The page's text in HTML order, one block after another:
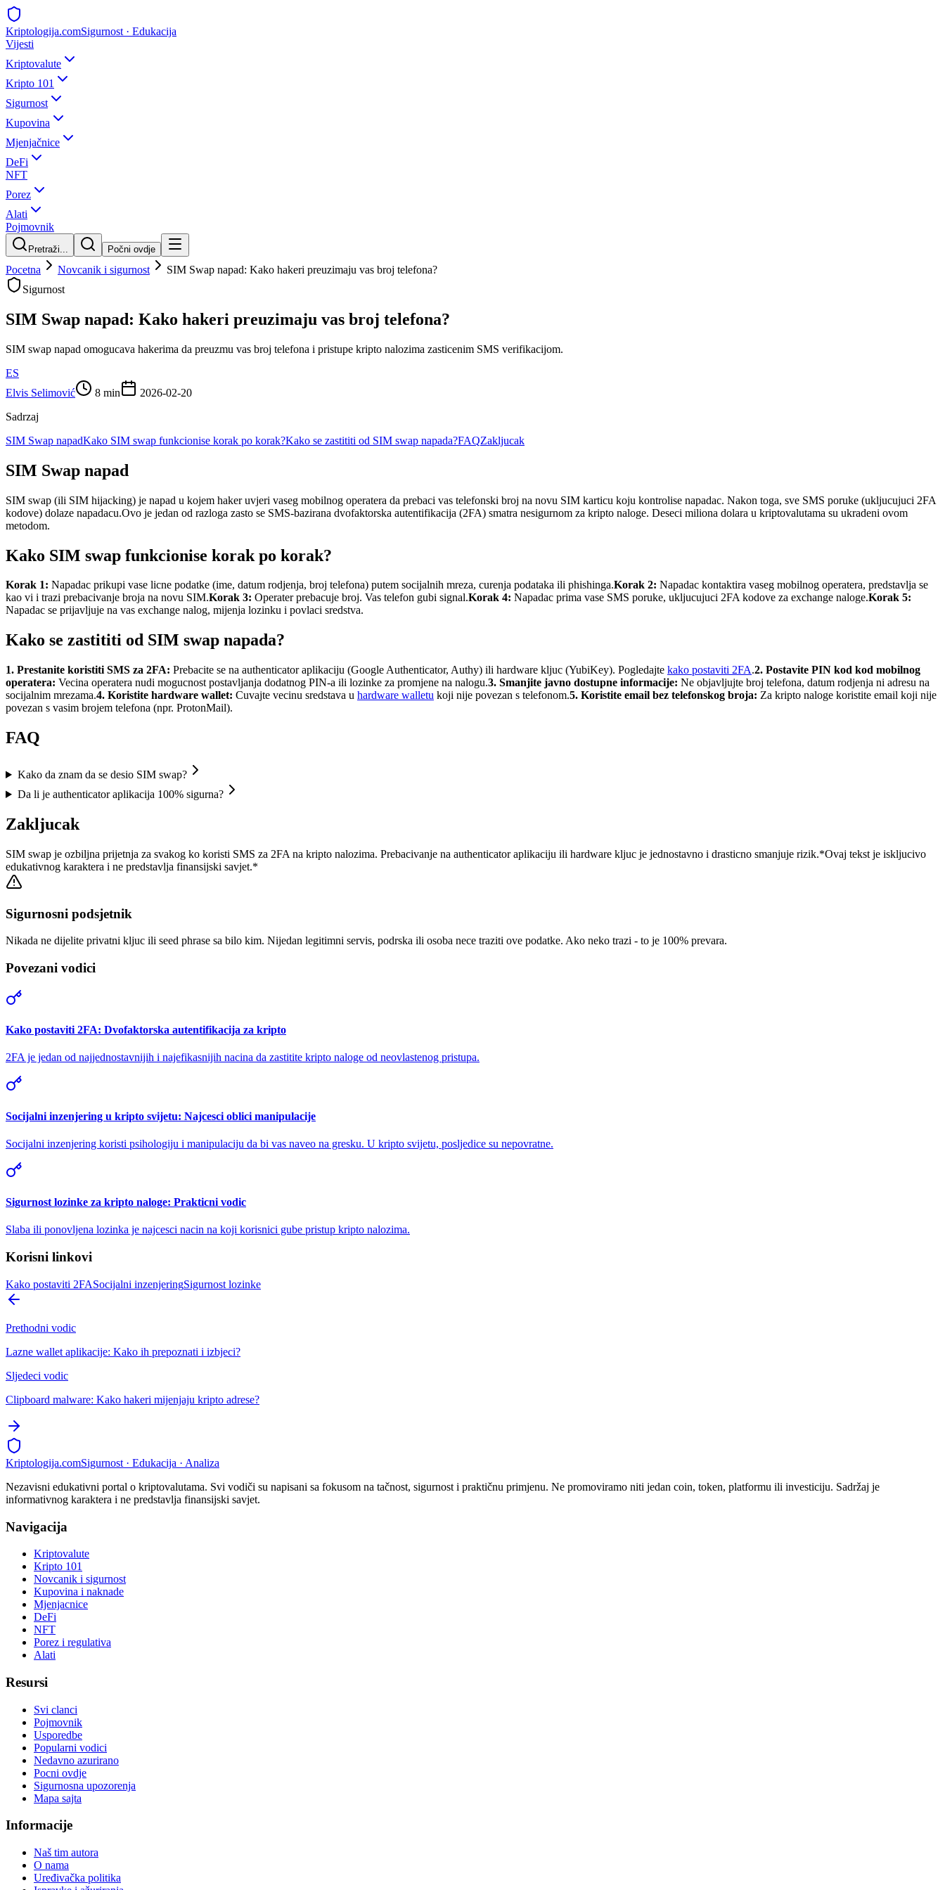
Kriptologija.comSigurnost · Edukacija
Vijesti
Kriptovalute
Kripto 101
Sigurnost
Kupovina
Mjenjačnice
DeFi
NFT
Porez
Alati
Pojmovnik
Pretraži... Počni ovdje
Pocetna Novcanik i sigurnost
SIM Swap napad: Kako hakeri preuzimaju vas broj telefona?
Sigurnost
SIM Swap napad: Kako hakeri preuzimaju vas broj telefona?
SIM swap napad omogucava hakerima da preuzmu vas broj telefona i pristupe kripto nalozima zasticenim SMS verifikacijom.
ES
Elvis Selimović
8 min
2026-02-20
Sadrzaj
SIM Swap napadKako SIM swap funkcionise korak po korak?Kako se zastititi od SIM swap napada?FAQZakljucak
SIM Swap napad
SIM swap (ili SIM hijacking) je napad u kojem haker uvjeri vaseg mobilnog operatera da prebaci vas telefonski broj na novu SIM karticu koju kontrolise napadac. Nakon toga, sve SMS poruke (ukljucujuci 2FA
kodove) dolaze napadacu.Ovo je jedan od razloga zasto se SMS-bazirana dvofaktorska autentifikacija (2FA) smatra nesigurnom za kripto naloge. Deseci miliona dolara u kriptovalutama su ukradeni ovom
metodom.
Kako SIM swap funkcionise korak po korak?
Korak 1: Napadac prikupi vase licne podatke (ime, datum rodjenja, broj telefona) putem socijalnih mreza, curenja podataka ili phishinga.Korak 2: Napadac kontaktira vaseg mobilnog operatera, predstavlja se
kao vi i trazi prebacivanje broja na novu SIM.Korak 3: Operater prebacuje broj. Vas telefon gubi signal.Korak 4: Napadac prima vase SMS poruke, ukljucujuci 2FA kodove za exchange naloge.Korak 5:
Napadac se prijavljuje na vas exchange nalog, mijenja lozinku i povlaci sredstva.
Kako se zastititi od SIM swap napada?
1. Prestanite koristiti SMS za 2FA: Prebacite se na authenticator aplikaciju (Google Authenticator, Authy) ili hardware kljuc (YubiKey). Pogledajte kako postaviti 2FA.2. Postavite PIN kod kod mobilnog
operatera: Vecina operatera nudi mogucnost postavljanja dodatnog PIN-a ili lozinke za promjene na nalogu.3. Smanjite javno dostupne informacije: Ne objavljujte broj telefona, datum rodjenja ni adresu na
socijalnim mrezama.4. Koristite hardware wallet: Cuvajte vecinu sredstava u hardware walletu koji nije povezan s telefonom.5. Koristite email bez telefonskog broja: Za kripto naloge koristite email koji nije
povezan s vasim brojem telefona (npr. ProtonMail).
FAQ
Kako da znam da se desio SIM swap?
Da li je authenticator aplikacija 100% sigurna?
Zakljucak
SIM swap je ozbiljna prijetnja za svakog ko koristi SMS za 2FA na kripto nalozima. Prebacivanje na authenticator aplikaciju ili hardware kljuc je jednostavno i drasticno smanjuje rizik.*Ovaj tekst je iskljucivo
edukativnog karaktera i ne predstavlja finansijski savjet.*
Sigurnosni podsjetnik
Nikada ne dijelite privatni kljuc ili seed phrase sa bilo kim. Nijedan legitimni servis, podrska ili osoba nece traziti ove podatke. Ako neko trazi - to je 100% prevara.
Povezani vodici
Kako postaviti 2FA: Dvofaktorska autentifikacija za kripto
2FA je jedan od najjednostavnijih i najefikasnijih nacina da zastitite kripto naloge od neovlastenog pristupa.
Socijalni inzenjering u kripto svijetu: Najcesci oblici manipulacije
Socijalni inzenjering koristi psihologiju i manipulaciju da bi vas naveo na gresku. U kripto svijetu, posljedice su nepovratne.
Sigurnost lozinke za kripto naloge: Prakticni vodic
Slaba ili ponovljena lozinka je najcesci nacin na koji korisnici gube pristup kripto nalozima.
Korisni linkovi
Kako postaviti 2FASocijalni inzenjeringSigurnost lozinke
Prethodni vodic
Lazne wallet aplikacije: Kako ih prepoznati i izbjeci?
Sljedeci vodic
Clipboard malware: Kako hakeri mijenjaju kripto adrese?
Kriptologija.comSigurnost · Edukacija · Analiza
Nezavisni edukativni portal o kriptovalutama. Svi vodiči su napisani sa fokusom na tačnost, sigurnost i praktičnu primjenu. Ne promoviramo niti jedan coin, token, platformu ili investiciju. Sadržaj je
informativnog karaktera i ne predstavlja finansijski savjet.
Navigacija
Kriptovalute
Kripto 101
Novcanik i sigurnost
Kupovina i naknade
Mjenjacnice
DeFi
NFT
Porez i regulativa
Alati
Resursi
Svi clanci
Pojmovnik
Usporedbe
Popularni vodici
Nedavno azurirano
Pocni ovdje
Sigurnosna upozorenja
Mapa sajta
Informacije
Naš tim autora
O nama
Uređivačka politika